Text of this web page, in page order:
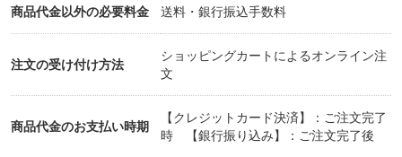
耳を見るだけで性格、健康、相性がわかる!健康にと
ても役立つ耳つぼの知識も紹介。
「耳」を知れば、あなたの人生がもっと豊かになる!
(目次)
序 章 耳と耳つぼの基礎知識
第1章 「グリーン」タイプ〈リーダー型〉
商品代金以外の必要料金 送料・銀行振込手数料
注文の受け付け方法
ショッピングカートによるオンライン注
文
商品代金のお支払い時期
【クレジットカード決済】：ご注文完了
時 【銀行振り込み】：ご注文完了後